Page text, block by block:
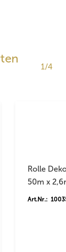
1/4
Rolle
50m x
Art.Nr.: